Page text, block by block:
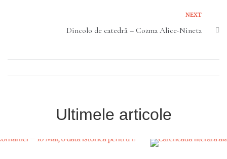
NEXT
Dincolo de catedră – Cozma Alice-Nineta
Ultimele articole